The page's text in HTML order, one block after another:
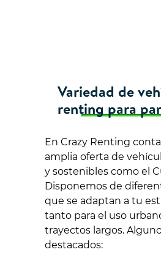
Variedad de
renting para
En Crazy Renting
amplia oferta de
y sostenibles como el
Disponemos de
que se adaptan a tu
tanto para el uso
trayectos largos.
destacados: